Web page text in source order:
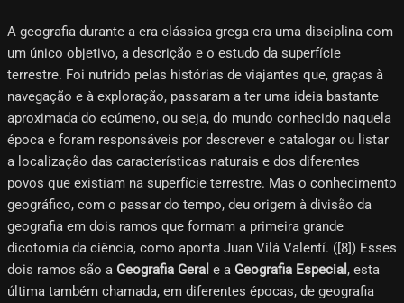
A geografia durante a era clássica grega era uma disciplina com
um único objetivo, a descrição e o estudo da superfície
terrestre. Foi nutrido pelas histórias de viajantes que, graças à
navegação e à exploração, passaram a ter uma ideia bastante
aproximada do ecúmeno, ou seja, do mundo conhecido naquela
época e foram responsáveis ​​​​por descrever e catalogar ou listar
a localização das características naturais e dos diferentes
povos que existiam na superfície terrestre. Mas o conhecimento
geográfico, com o passar do tempo, deu origem à divisão da
geografia em dois ramos que formam a primeira grande
dicotomia da ciência, como aponta Juan Vilá Valentí. ([8]​) Esses
dois ramos são a Geografia Geral e a Geografia Especial , esta
última também chamada, em diferentes épocas, de geografia